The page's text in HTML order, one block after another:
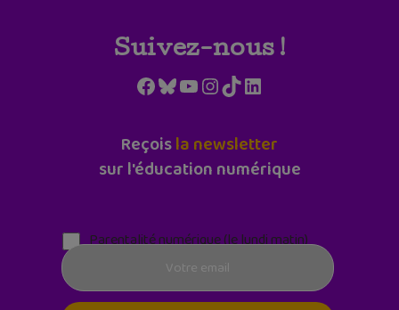
Suivez-nous !
Facebook
Bluesky
YouTube
Instagram
TikTokLinkedIn
Reçoisla newsletter
sur l'éducation numérique
Parentalité numérique (le lundi matin)